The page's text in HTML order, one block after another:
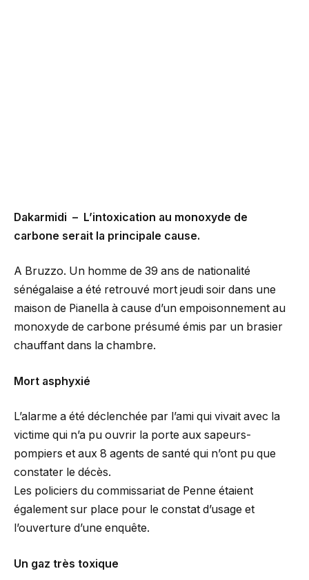
Dakarmidi – L’intoxication au monoxyde de
carbone serait la principale cause.
A Bruzzo. Un homme de 39 ans de nationalité
sénégalaise a été retrouvé mort jeudi soir dans une
maison de Pianella à cause d’un empoisonnement au
monoxyde de carbone présumé émis par un brasier
chauffant dans la chambre.
Mort asphyxié
L’alarme a été déclenchée par l’ami qui vivait avec la
victime qui n’a pu ouvrir la porte aux sapeurs-
pompiers et aux 8 agents de santé qui n’ont pu que
constater le décès.
Les policiers du commissariat de Penne étaient
également sur place pour le constat d’usage et
l’ouverture d’une enquête.
Un gaz très toxique